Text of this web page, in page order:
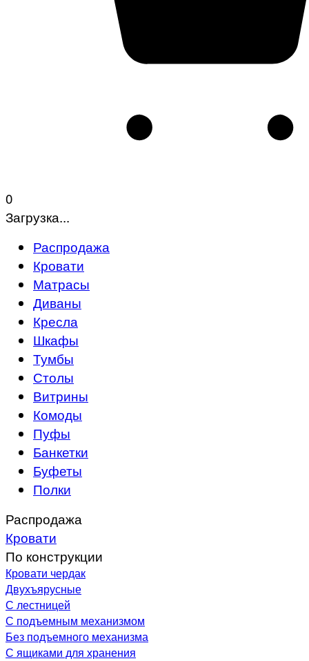
0
Загрузка...
Распродажа
Кровати
Матрасы
Диваны
Кресла
Шкафы
Тумбы
Столы
Витрины
Комоды
Пуфы
Банкетки
Буфеты
Полки
Распродажа
Кровати
По конструкции
Кровати чердак
Двухъярусные
С лестницей
С подъемным механизмом
Без подъемного механизма
С ящиками для хранения